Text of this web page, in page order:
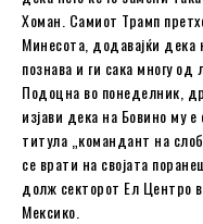
Хоман. Самиот Трамп
Минесота, додавајќи дека
познава и ги сака многу од
Подоцна во понеделник,
изјави дека на Бовино му
титула „командант на
се врати на својата
долж секторот Ел Центро
Мексико.